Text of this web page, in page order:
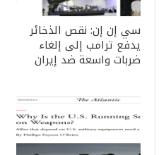
سي إن إن: نقص الذخائر
يدفع ترامب إلى إلغاء
ضربات واسعة ضد إيران